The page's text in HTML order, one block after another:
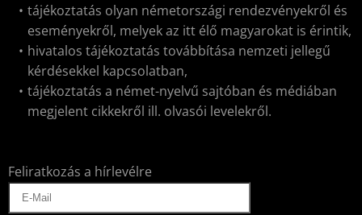
tájékoztatás olyan németországi rendezvényekről és
eseményekről, melyek az itt élő magyarokat is érintik,
hivatalos tájékoztatás továbbítása nemzeti jellegű
kérdésekkel kapcsolatban,
tájékoztatás a német-nyelvű sajtóban és médiában
megjelent cikkekről ill. olvasói levelekről.
Feliratkozás a hírlevélre